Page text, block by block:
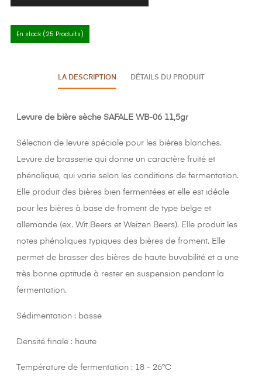
En stock (25 Produits)
LA DESCRIPTION DÉTAILS DU PRODUIT
Levure de bière sèche SAFALE WB-06 11,5gr
Sélection de levure spéciale pour les bières blanches.
Levure de brasserie qui donne un caractère fruité et
phénolique, qui varie selon les conditions de fermentation.
Elle produit des bières bien fermentées et elle est idéale
pour les bières à base de froment de type belge et
allemande (ex. Wit Beers et Weizen Beers). Elle produit les
notes phénoliques typiques des bières de froment. Elle
permet de brasser des bières de haute buvabilité et a une
très bonne aptitude à rester en suspension pendant la
fermentation.
Sédimentation : basse
Densité finale : haute
Température de fermentation : 18 - 26°C